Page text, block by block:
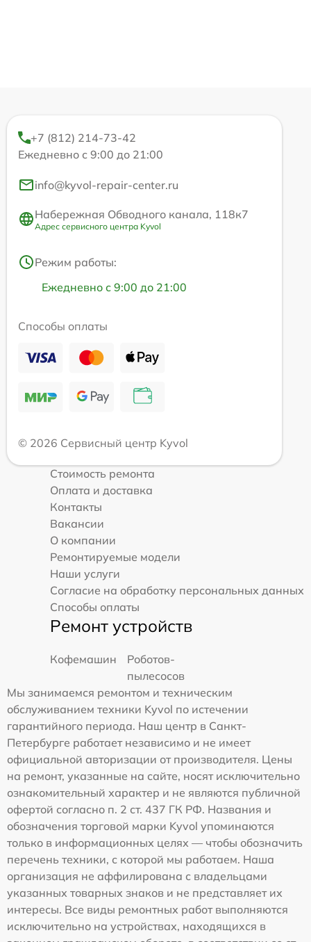
+7 (812) 214-73-42
Ежедневно с 9:00 до 21:00
info@kyvol-repair-center.ru
Набережная Обводного канала, 118к7
Адрес сервисного центра Kyvol
Режим работы:
Ежедневно с 9:00 до 21:00
Способы оплаты
© 2026 Сервисный центр Kyvol
Стоимость ремонта
Оплата и доставка
Контакты
Вакансии
О компании
Ремонтируемые модели
Наши услуги
Согласие на обработку персональных данных
Способы оплаты
Ремонт устройств
Кофемашин
Роботов-
пылесосов
Мы занимаемся ремонтом и техническим
обслуживанием техники Kyvol по истечении
гарантийного периода. Наш центр в Санкт-
Петербурге работает независимо и не имеет
официальной авторизации от производителя. Цены
на ремонт, указанные на сайте, носят исключительно
ознакомительный характер и не являются публичной
офертой согласно п. 2 ст. 437 ГК РФ. Названия и
обозначения торговой марки Kyvol упоминаются
только в информационных целях — чтобы обозначить
перечень техники, с которой мы работаем. Наша
организация не аффилирована с владельцами
указанных товарных знаков и не представляет их
интересы. Все виды ремонтных работ выполняются
исключительно на устройствах, находящихся в